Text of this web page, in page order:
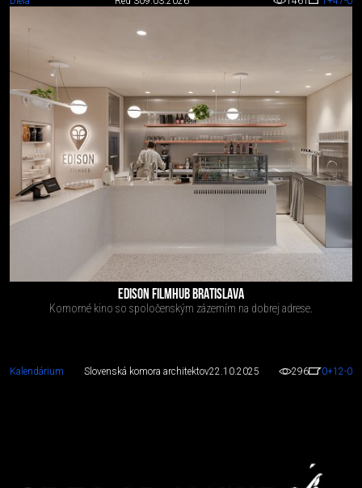
EDISON FILMHUB BRATISLAVA
Komorné kino so spoločenským zázemím na dobrej adrese.
Kalendárium Slovenská komora architektov22.10.2025 296 0+12-0